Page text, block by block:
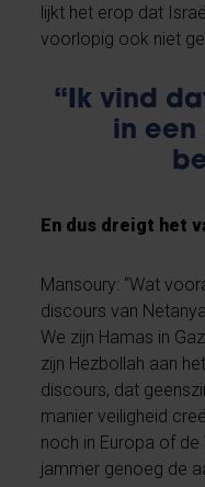
lijkt het erop dat
voorlopig ook niet
“Ik vind
in een
En dus dreigt het
Mansoury: “Wat
discours van
We zijn Hamas in
zijn Hezbollah aan
discours, dat
manier veiligheid
noch in Europa of de
jammer genoeg de